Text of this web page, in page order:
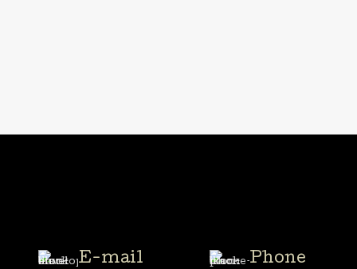
E-mail Phone